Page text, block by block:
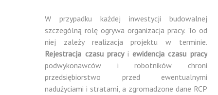
W przypadku każdej inwestycji budowalnej
szczególną rolę ogrywa organizacja pracy. To od
niej zależy realizacja projektu w terminie.
Rejestracja czasu pracyiewidencja czasu pracy
podwykonawców i robotników chroni
przedsiębiorstwo przed ewentualnymi
nadużyciami i stratami, a zgromadzone dane RCP